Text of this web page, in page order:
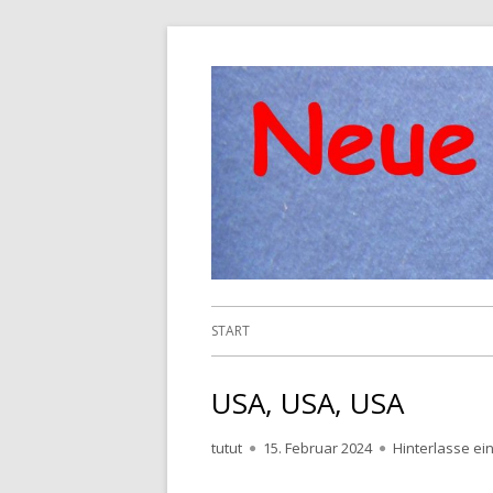
Primäres
START
USA, USA, USA
Autor
tutut
Veröffentlicht
15. Februar 2024 Hinterlasse